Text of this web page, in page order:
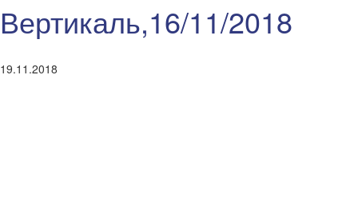
Вертикаль,16/11/2018
19.11.2018